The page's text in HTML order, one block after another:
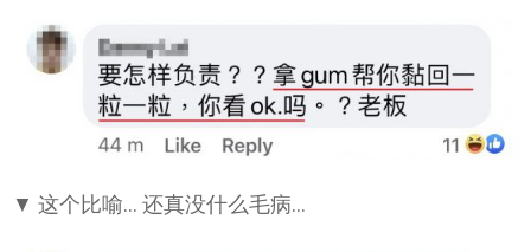
▼ 这个比喻… 还真没什么毛病…